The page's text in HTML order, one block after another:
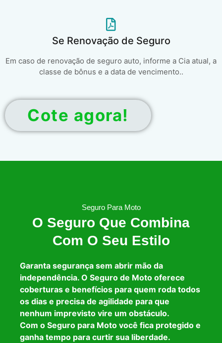
Se Renovação de Seguro
Em caso de renovação de seguro auto, informe a Cia atual, a
classe de bônus e a data de vencimento..
Cote agora!
Seguro Para Moto
O Seguro Que Combina
Com O Seu Estilo
Garanta segurança sem abrir mão da
independência. O Seguro de Moto oferece
coberturas e benefícios para quem roda todos
os dias e precisa de agilidade para que
nenhum imprevisto vire um obstáculo.
Com o Seguro para Moto você fica protegido e
ganha tempo para curtir sua liberdade.